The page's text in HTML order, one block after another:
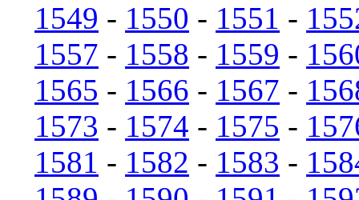
1549 - 1550 - 1551 -
1557 - 1558 - 1559 -
1565 - 1566 - 1567 -
1573 - 1574 - 1575 -
1581 - 1582 - 1583 -